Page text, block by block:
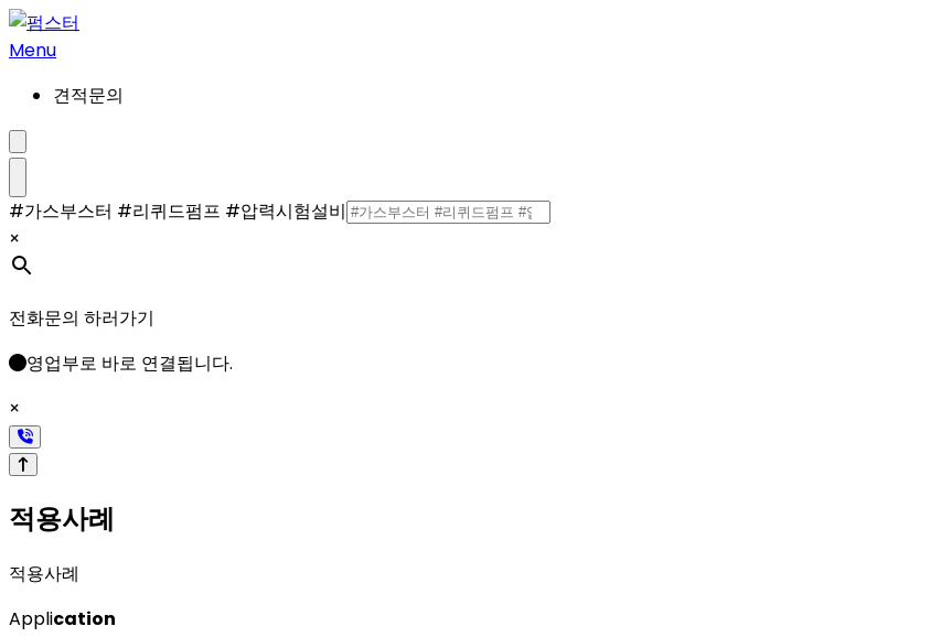
콘
텐
건
너
뛰
기
Menu
견적문의
검
설
정/
해
제
메
#가스부스터 #리퀴드펌프 #압력시험설비
×
전화문의 하러가기
영업부로 바로 연결됩니다.
×
적용사례
적용사례
Application